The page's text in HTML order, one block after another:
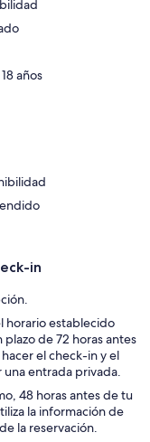
años
in
horario establecido
de 72 horas antes
el check-in y el
una entrada privada.
48 horas antes de tu
la información de
la reservación.